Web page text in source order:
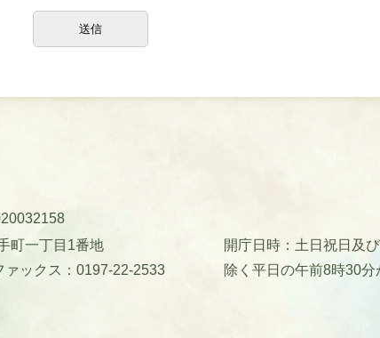
町一丁目1番地
ァックス：0197-22-2533
開庁日時：土日祝日及
除く平日の午前8時30